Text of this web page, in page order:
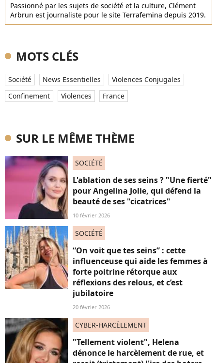
Passionné par les sujets de société et la culture, Clément
Arbrun est journaliste pour le site Terrafemina depuis 2019.
MOTS CLÉS
Société News Essentielles
Violences Conjugales
Confinement
Violences France
SUR LE MÊME THÈME
SOCIÉTÉ
L'ablation de ses seins ? "Une fierté"
pour Angelina Jolie, qui défend la
beauté de ses "cicatrices"
10 février 2026
SOCIÉTÉ
“On voit que tes seins” : cette
influenceuse qui aide les femmes à
forte poitrine rétorque aux
réflexions des relous, et c’est
jubilatoire
20 février 2026
CYBER-HARCÈLEMENT
"Tellement violent", Helena
dénonce le harcèlement de rue, et